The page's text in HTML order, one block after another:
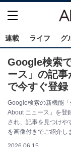
連載 ライフ グ
Google検索
ース」の記
で今すぐ登録
Google検索の新機能
About ニュース」を登
され、記事を見つけや
を画像付きでご紹介し